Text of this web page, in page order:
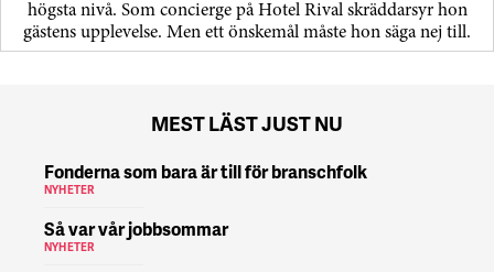
högsta nivå. Som concierge på Hotel Rival skräddarsyr hon
gästens upp­levelse. Men ett önskemål måste hon säga nej till.
MEST LÄST JUST NU
Fonderna som bara är till för branschfolk
NYHETER
Så var vår jobbsommar
NYHETER